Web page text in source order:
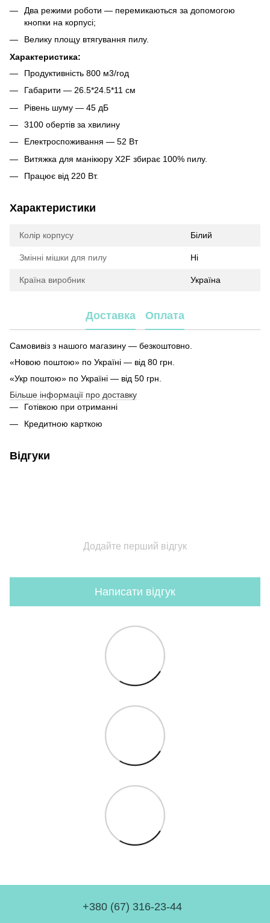
Два режими роботи — перемикаються за допомогою
кнопки на корпусі;
Велику площу втягування пилу.
Характеристика:
Продуктивність 800 м3/год
Габарити — 26.5*24.5*11 см
Рівень шуму — 45 дБ
3100 обертів за хвилину
Електроспоживання — 52 Вт
Витяжка для манікюру Х2F збирає 100% пилу.
Працює від 220 Вт.
Характеристики
Колір корпусу Білий
Змінні мішки для пилу Ні
Країна виробник Україна
Доставка Оплата
Самовивіз з нашого магазину — безкоштовно.
«Новою поштою» по Україні — від 80 грн.
«Укр поштою» по Україні — від 50 грн.
Більше інформації про доставку
Готівкою при отриманні
Кредитною карткою
Відгуки
Додайте перший відгук
Написати відгук
+380 (67) 316-23-44